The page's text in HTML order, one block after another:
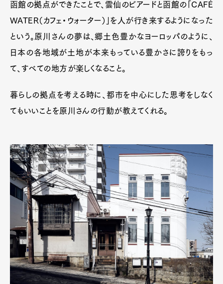
函館の拠点ができたことで、雲仙のビアードと函館の「CAFÉ
WATER（カフェ・ウォーター）」を人が行き来するようになった
という。原川さんの夢は、郷土色豊かなヨーロッパのように、
日本の各地域が土地が本来もっている豊かさに誇りをもっ
て、すべての地方が楽しくなること。
暮らしの拠点を考える時に、都市を中心にした思考をしなく
てもいいことを原川さんの行動が教えてくれる。